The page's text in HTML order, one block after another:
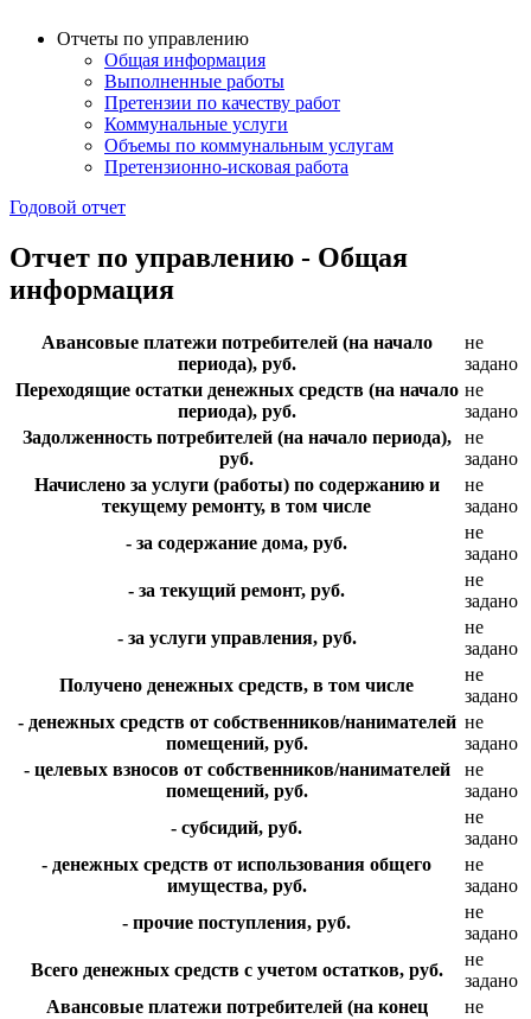
Отчеты по управлению
Общая информация
Выполненные работы
Претензии по качеству работ
Коммунальные услуги
Объемы по коммунальным услугам
Претензионно-исковая работа
Годовой отчет
Отчет по управлению - Общая
информация
Авансовые платежи потребителей (на начало
периода), руб.
не
задано
Переходящие остатки денежных средств (на начало
периода), руб.
не
задано
Задолженность потребителей (на начало периода),
руб.
не
задано
Начислено за услуги (работы) по содержанию и
текущему ремонту, в том числе
не
задано
- за содержание дома, руб.
не
задано
- за текущий ремонт, руб.
не
задано
- за услуги управления, руб.
не
задано
Получено денежных средств, в том числе
не
задано
- денежных средств от собственников/нанимателей
помещений, руб.
не
задано
- целевых взносов от собственников/нанимателей
помещений, руб.
не
задано
- субсидий, руб.
не
задано
- денежных средств от использования общего
имущества, руб.
не
задано
- прочие поступления, руб.
не
задано
Всего денежных средств с учетом остатков, руб.
не
задано
Авансовые платежи потребителей (на конец
не